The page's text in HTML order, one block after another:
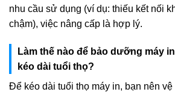
nhu cầu sử dụng (ví dụ: thiếu kết nối
chậm), việc nâng cấp là hợp lý.
Làm thế nào để bảo dưỡng máy
kéo dài tuổi thọ?
Để kéo dài tuổi thọ máy in, bạn nên